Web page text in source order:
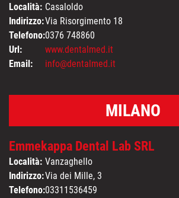
Località: Casaloldo
Indirizzo:Via Risorgimento 18
Telefono:0376 748860
Url:
www.dentalmed.it
Email:
info@dentalmed.it
MILANO
Emmekappa Dental Lab SRL
Località: Vanzaghello
Indirizzo:Via dei Mille, 3
Telefono:03311536459